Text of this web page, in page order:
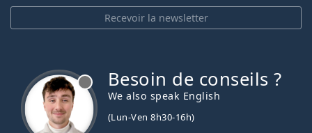
Recevoir la newsletter
Besoin de conseils ?
We also speak English
(Lun-Ven 8h30-16h)